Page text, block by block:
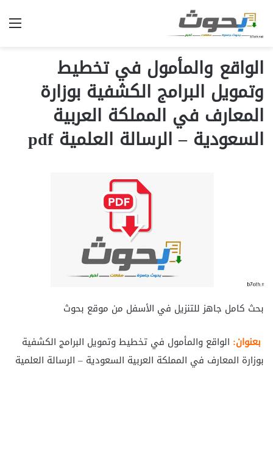
الواقع والمأمول في تخطيط
وتمويل البرامج الكشفية بوزارة
المعارف في المملكة العربية
السعودية – الرسالة العلمية pdf
بحث كامل جاهز للتنزيل في الأسفل من موقع بحوث
بعنوان: الواقع والمأمول في تخطيط وتمويل البرامج الكشفية
بوزارة المعارف في المملكة العربية السعودية – الرسالة العلمية